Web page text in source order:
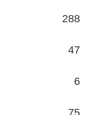
288
47
6
75